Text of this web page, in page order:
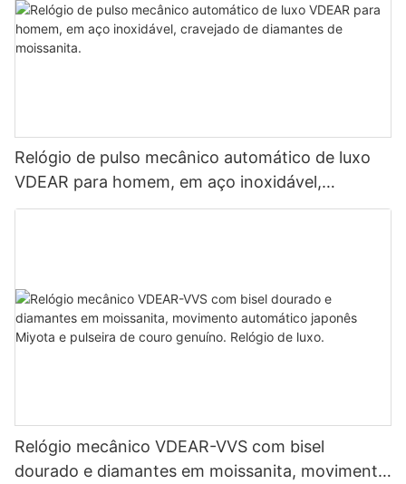
Relógio de pulso mecânico automático de luxo
VDEAR para homem, em aço inoxidável,
cravejado de diamantes de moissanita.
Relógio mecânico VDEAR-VVS com bisel
dourado e diamantes em moissanita, movimento